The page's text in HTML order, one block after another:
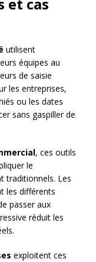
et cas
utilisent
équipes au
de saisie
les entreprises,
ou les dates
sans gaspiller de
, ces outils
le
traditionnels. Les
les différents
passer aux
réduit les
exploitent ces